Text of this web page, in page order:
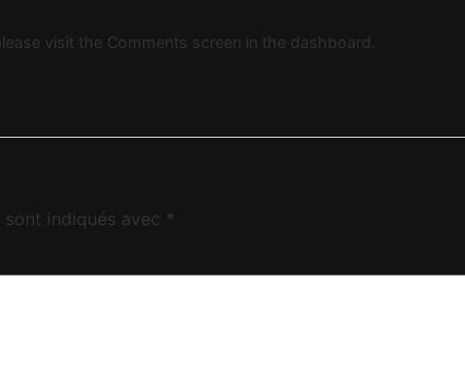
visit the Comments screen in the dashboard.
indiqués avec *